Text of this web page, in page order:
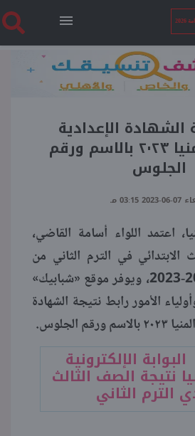
الرئيسية
العامة 2026
أخبار ساخنة
بوابة الطلبة
ملفات
منوعات
الشهادة الإعدادية
محافظه المنيا ٢٠٢٣ بالاسم ورقم
الجلوس
03:15 مـ
اعتمد اللواء أسامة القاضي،
الابتدائي في الترم الثاني من
العام الدراسي 2022-2023، ويوفر موقع «شبابيك»
الأمور رابط نتيجة الشهادة
الجلوس.
البوابة الإلكترونية
نتيجة الصف الثالث
الترم الثاني